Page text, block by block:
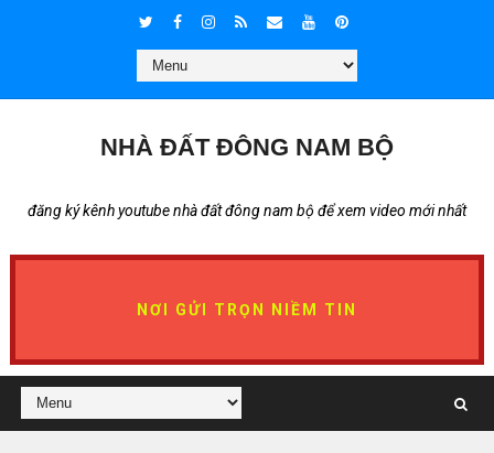
NHÀ ĐẤT ĐÔNG NAM BỘ
đăng ký kênh youtube nhà đất đông nam bộ để xem video mới nhất
NƠI GỬI TRỌN NIỀM TIN